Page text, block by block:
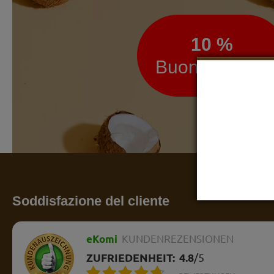
10 %
Buono sconto
Soddisfazione del cliente
eKomi KUNDENREZENSIONEN
ZUFRIEDENHEIT: 4.8/5